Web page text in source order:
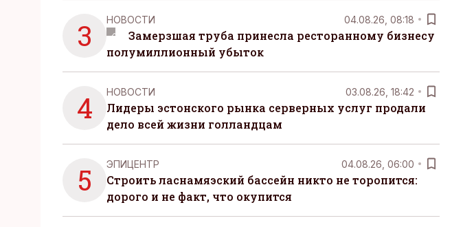
3 НОВОСТИ 04.08.26, 08:18
Замерзшая труба принесла ресторанному бизнесу
полумиллионный убыток
4 НОВОСТИ 03.08.26, 18:42
Лидеры эстонского рынка серверных услуг продали
дело всей жизни голландцам
5 ЭПИЦЕНТР 04.08.26, 06:00
Строить ласнамяэский бассейн никто не торопится:
дорого и не факт, что окупится